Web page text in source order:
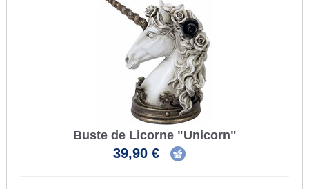
Buste de Licorne "Unicorn"
39,90 €